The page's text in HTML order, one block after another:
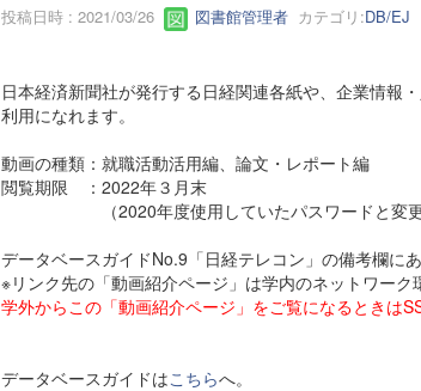
投稿日時 : 2021/03/26 図書館管理者カテゴリ:DB/EJ
日本経済新聞社が発行する日経関連各紙や、企業情報
利用になれます。
動画の種類：就職活動活用編、論文・レポート編
閲覧期限 ：2022年３月末
（2020年度使用していたパスワードと変更し
データベースガイドNo.9「日経テレコン」の備考欄に
※リンク先の「動画紹介ページ」は学内のネットワーク
学外からこの「動画紹介ページ」をご覧になるときは
データベースガイドはこちらへ。